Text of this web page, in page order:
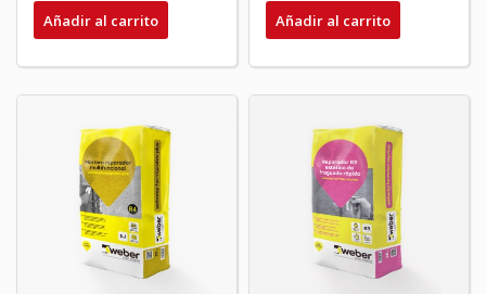
Añadir al carrito Añadir al carrito